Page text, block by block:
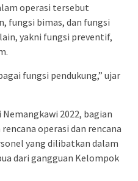
operasi tersebut
fungsi bimas, dan fungsi
yakni fungsi preventif,
fungsi pendukung,” ujar
2022, bagian
operasi dan rencana
yang dilibatkan dalam
dari gangguan Kelompok